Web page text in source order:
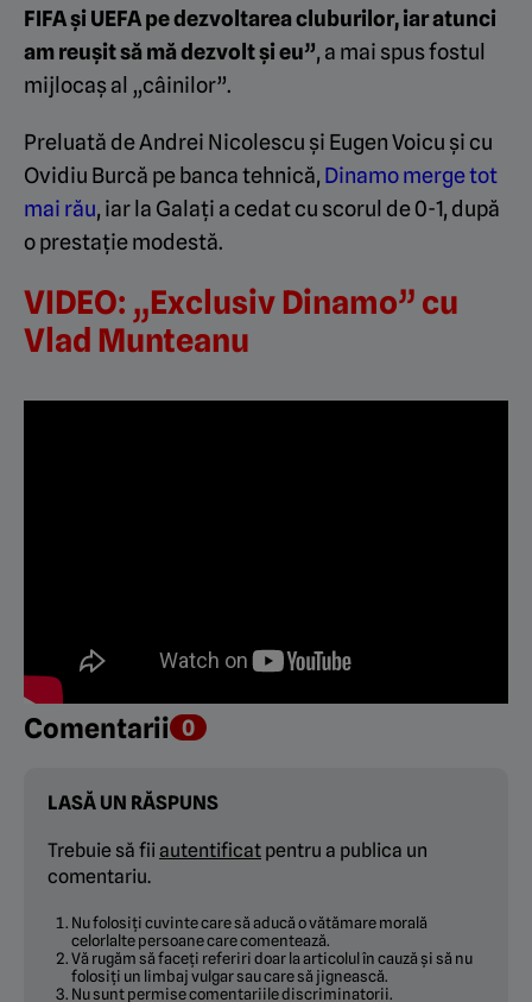
FIFA și UEFA pe dezvoltarea cluburilor, iar atunci
am reușit să mă dezvolt și eu”, a mai spus fostul
mijlocaș al „câinilor”.
Preluată de Andrei Nicolescu și Eugen Voicu și cu
Ovidiu Burcă pe banca tehnică, Dinamo merge tot
mai rău, iar la Galați a cedat cu scorul de 0-1, după
o prestație modestă.
VIDEO: „Exclusiv Dinamo” cu
Vlad Munteanu
Comentarii 0
LASĂ UN RĂSPUNS
Trebuie să fii autentificat pentru a publica un
comentariu.
Nu folosiți cuvinte care să aducă o vătămare morală
celorlalte persoane care comentează.
Vă rugăm să faceți referiri doar la articolul în cauză și să nu
folosiți un limbaj vulgar sau care să jignească.
Nu sunt permise comentariile discriminatorii.